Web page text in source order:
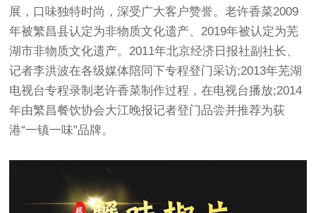
展，口味独特时尚，深受广大客户赞誉。老许香菜2009
年被繁昌县认定为非物质文化遗产、2019年被认定为芜
湖市非物质文化遗产。2011年北京经济日报社副社长、
记者李洪波在各级媒体陪同下专程登门采访;2013年芜湖
电视台专程录制老许香菜制作过程，在电视台播放;2014
年由繁昌餐饮协会大江晚报记者登门品尝并推荐为荻
港“一镇一味”品牌。